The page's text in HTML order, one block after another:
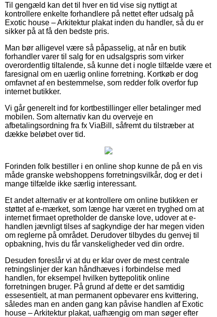
Til gengæld kan det til hver en tid vise sig nyttigt at
kontrollere enkelte forhandlere på nettet efter udsalg på
Exotic house – Arkitektur plakat inden du handler, så du er
sikker på at få den bedste pris.
Man bør alligevel være så påpasselig, at når en butik
forhandler varer til salg for en udsalgspris som virker
overordentlig tiltalende, så kunne det i nogle tilfælde være et
faresignal om en uærlig online forretning. Kortkøb er dog
omfavnet af en bestemmelse, som redder folk overfor fup
internet butikker.
Vi går generelt ind for kortbestillinger eller betalinger med
mobilen. Som alternativ kan du overveje en
afbetalingsordning fra fx ViaBill, såfremt du tilstræber at
dække beløbet over tid.
Forinden folk bestiller i en online shop kunne de på en vis
måde granske webshoppens forretningsvilkår, dog er det i
mange tilfælde ikke særlig interessant.
Et andet alternativ er at kontrollere om online butikken er
støttet af e-mærket, som længe har været en tryghed om at
internet firmaet opretholder de danske love, udover at e-
handlen jævnligt tilses af sagkyndige der har megen viden
om reglerne på området. Derudover tilbydes du genvej til
opbakning, hvis du får vanskeligheder ved din ordre.
Desuden foreslår vi at du er klar over de mest centrale
retningslinjer der kan håndhæves i forbindelse med
handlen, for eksempel hvilken byttepolitik online
forretningen bruger. På grund af dette er det samtidig
essesentielt, at man permanent opbevarer ens kvittering,
således man en anden gang kan påvise handlen af Exotic
house – Arkitektur plakat, uafhængig om man søger efter